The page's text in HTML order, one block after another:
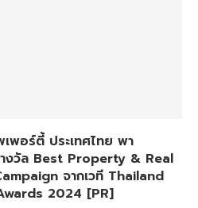
พอร์ตี้ ประเทศไทย พา
างวัล Best Property & Real
จากเวที Thailand
2024 [PR]